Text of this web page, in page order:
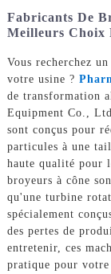
Fabricants De
Meilleurs Choix
Vous recherchez
votre usine ?
de transformation
Equipment Co.,
sont conçus pour
particules à une
haute qualité pour
broyeurs à cône
qu'une turbine
spécialement
des pertes de
entretenir, ces
pratique pour